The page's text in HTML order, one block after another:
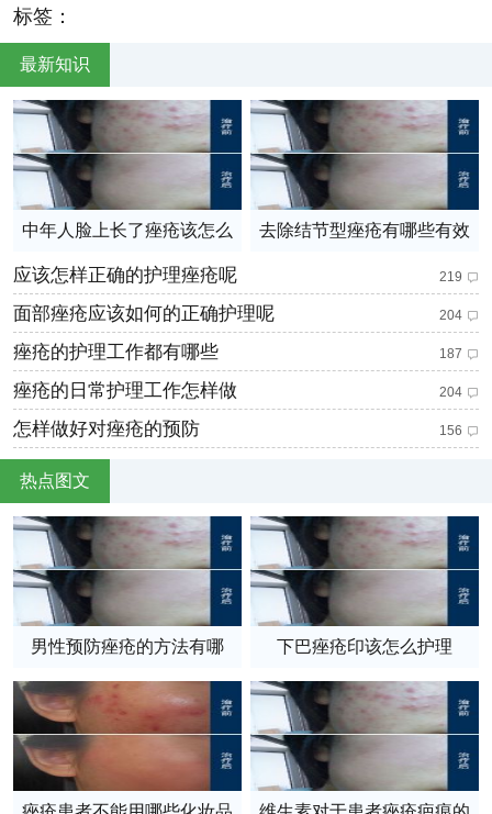
标签：
最新知识
中年人脸上长了痤疮该怎么
护理
去除结节型痤疮有哪些有效
应该怎样正确的护理痤疮呢 219
面部痤疮应该如何的正确护理呢 204
痤疮的护理工作都有哪些 187
痤疮的日常护理工作怎样做 204
怎样做好对痤疮的预防 156
热点图文
男性预防痤疮的方法有哪
些？
下巴痤疮印该怎么护理